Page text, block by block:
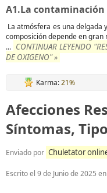
A1.La
La atmósfera es una delgada
composición depende en gran
... CONTINUAR LEYENDO
DE OXIGENO" »
Karma:21%
Afecciones
Síntomas,
Enviado por Chuletator
Escrito el 9 de Junio de 2025 en